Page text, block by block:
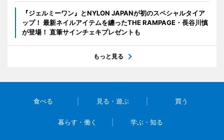
『ジェルミーワン』とNYLON JAPANが初のスペシャルタイア
ップ！ 最新ネイルアイテムを纏ったTHE RAMPAGE・長谷川慎
が登場！ 直筆サインチェキプレゼントも
もっと見る
食べる 見る・遊ぶ 買う
暮らす・働く 学ぶ・知る